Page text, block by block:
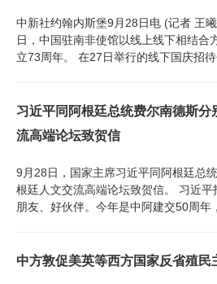
中新社约翰内斯堡9月28日电 (记者 王
日，中国驻南非使馆以线上线下相结合
立73周年。 在27日举行的线下国庆招
习近平同阿根廷总统费尔南德斯分
流高端论坛致贺信
9月28日，国家主席习近平同阿根廷总
根廷人文交流高端论坛致贺信。 习近
朋友、好伙伴。今年是中阿建交50周年
中方敦促美英等西方国家反省殖民